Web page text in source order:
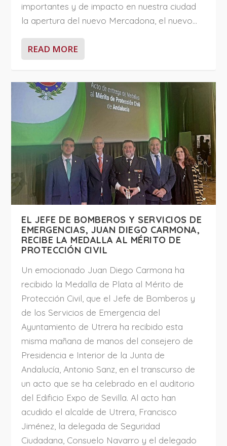
importantes y de impacto en nuestra ciudad
la apertura del nuevo Mercadona, el nuevo...
READ MORE
EL JEFE DE BOMBEROS Y SERVICIOS DE
EMERGENCIAS, JUAN DIEGO CARMONA,
RECIBE LA MEDALLA AL MÉRITO DE
PROTECCIÓN CIVIL
Un emocionado Juan Diego Carmona ha
recibido la Medalla de Plata al Mérito de
Protección Civil, que el Jefe de Bomberos y
de los Servicios de Emergencia del
Ayuntamiento de Utrera ha recibido esta
misma mañana de manos del consejero de
Presidencia e Interior de la Junta de
Andalucía, Antonio Sanz, en el transcurso de
un acto que se ha celebrado en el auditorio
del Edificio Expo de Sevilla. Al acto han
acudido el alcalde de Utrera, Francisco
Jiménez, la delegada de Seguridad
Ciudadana, Consuelo Navarro y el delegado